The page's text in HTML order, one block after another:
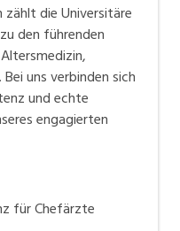
die Universitäre
den führenden
uns verbinden sich
und echte
engagierten
für Chefärzte